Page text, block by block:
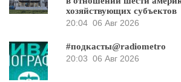
хозяйствующих субъектов
20:04 06 Авг 2026
#подкасты@radiometro
20:03 06 Авг 2026